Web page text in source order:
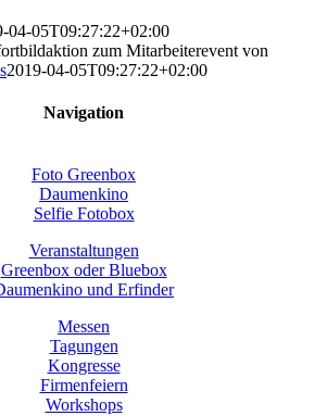
04-05T09:27:22+02:00
zum Mitarbeiterevent von
2019-04-05T09:27:22+02:00
Navigation
Foto Greenbox
Daumenkino
Selfie Fotobox
Veranstaltungen
Greenbox oder Bluebox
und Erfinder
Messen
Tagungen
Kongresse
Firmenfeiern
Workshops